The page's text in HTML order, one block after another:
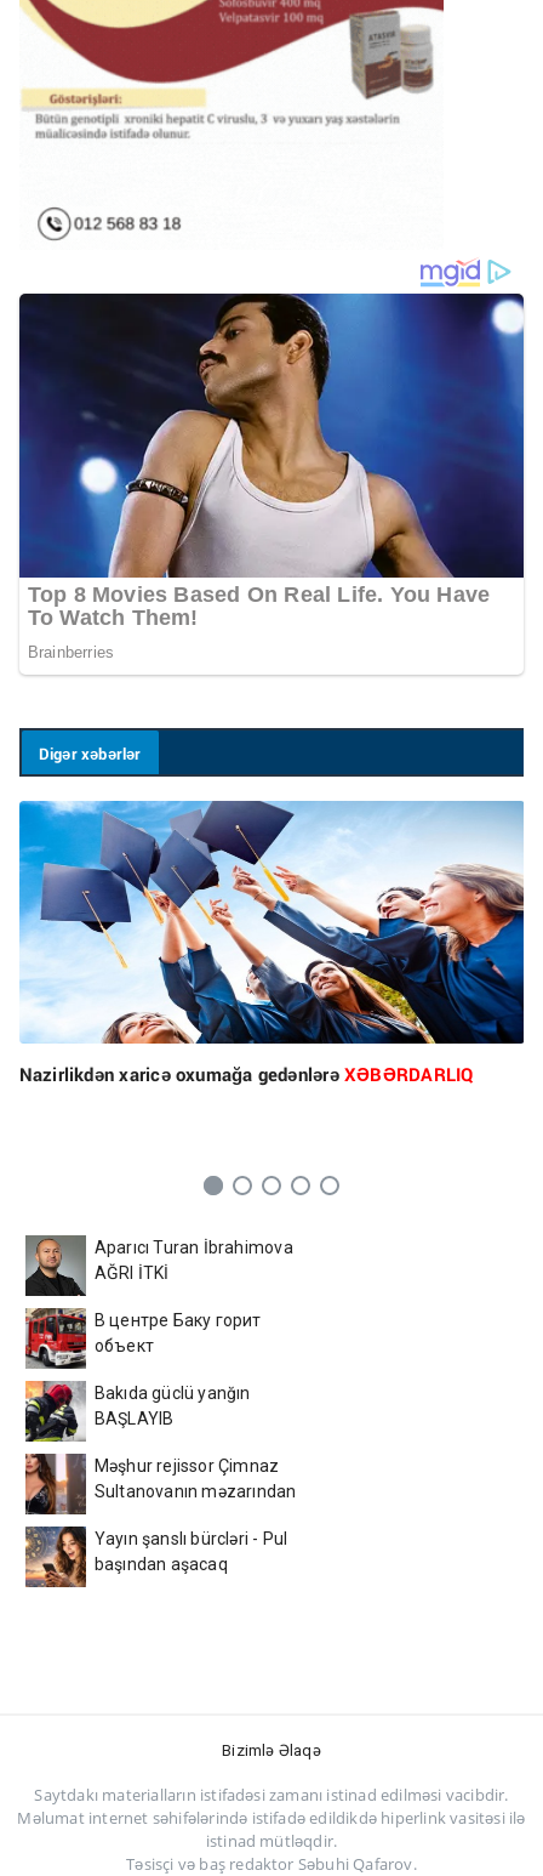
Digər xəbərlər
Nazirlikdən xaricə oxumağa gedənlərəXƏBƏRDARLIQ
Aparıcı Turan İbrahimova
AĞRI İTKİ
В центре Баку горит
объект
Bakıda güclü yanğın
BAŞLAYIB
Məşhur rejissor Çimnaz
Sultanovanın məzarından
Yayın şanslı bürcləri - Pul
başından aşacaq
Bizimlə Əlaqə
Saytdakı materialların istifadəsi zamanı istinad edilməsi vacibdir.
Məlumat internet səhifələrində istifadə edildikdə hiperlink vasitəsi ilə
istinad mütləqdir.
Təsisçi və baş redaktor Səbuhi Qafarov.